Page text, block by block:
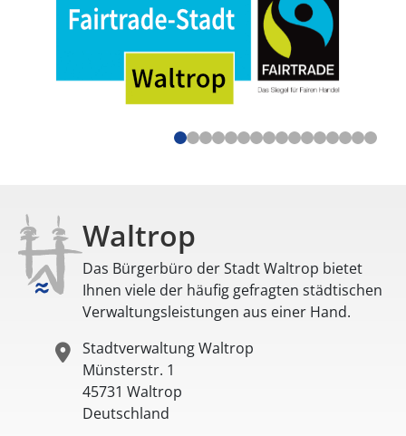
Waltrop
Das Bürgerbüro der Stadt Waltrop bietet
Ihnen viele der häufig gefragten städtischen
Verwaltungsleistungen aus einer Hand.
Stadtverwaltung Waltrop
Münsterstr. 1
45731 Waltrop
Deutschland